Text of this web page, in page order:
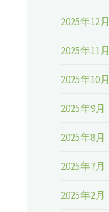
2025年12月
2025年11月
2025年10月
2025年9月
2025年8月
2025年7月
2025年2月